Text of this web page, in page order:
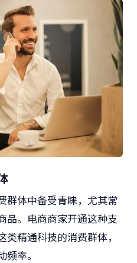
群体中备受青睐，尤其常
品。电商商家开通这种支
精通科技的消费群体，
率。